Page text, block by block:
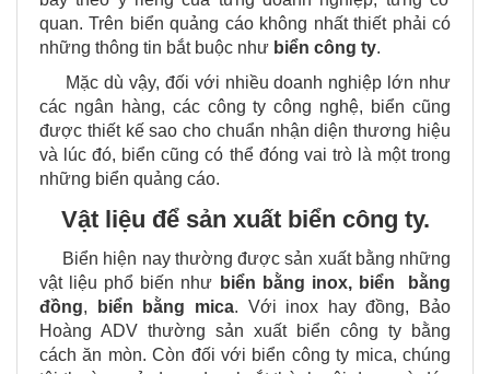
quan. Trên biển quảng cáo không nhất thiết phải có
những thông tin bắt buộc như biển công ty.
Mặc dù vậy, đối với nhiều doanh nghiệp lớn như
các ngân hàng, các công ty công nghệ, biển cũng
được thiết kế sao cho chuẩn nhận diện thương hiệu
và lúc đó, biển cũng có thể đóng vai trò là một trong
những biển quảng cáo.
Vật liệu để sản xuất biển công ty.
Biển hiện nay thường được sản xuất bằng những
vật liệu phổ biến như biển bằng inox, biển bằng
đồng, biển bằng mica. Với inox hay đồng, Bảo
Hoàng ADV thường sản xuất biển công ty bằng
cách ăn mòn. Còn đối với biển công ty mica, chúng